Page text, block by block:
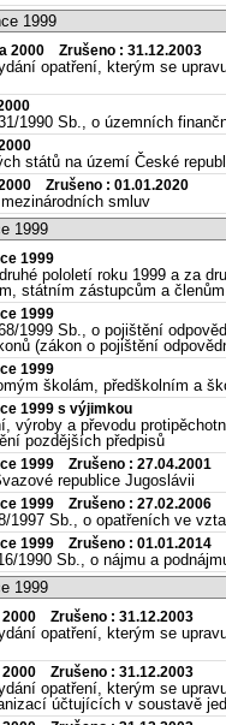
1999
2000 Zrušeno : 31.12.2003
opatření, kterým se
1990 Sb., o územních
států na území České
Zrušeno : 01.01.2020
smluv
1999
1999
pololetí roku 1999 a za
státním zástupcům a
1999
1999 Sb., o pojištění
(zákon o pojištění
1999
školám, předškolním a
1999 s výjimkou
výroby a převodu
pozdějších předpisů
1999 Zrušeno : 27.04.2001
republice Jugoslávii
1999 Zrušeno : 27.02.2006
1997 Sb., o opatřeních ve
1999 Zrušeno : 01.01.2014
1990 Sb., o nájmu a
1999
2000 Zrušeno : 31.12.2003
opatření, kterým se
2000 Zrušeno : 31.12.2003
opatření, kterým se
účtujících v soustavě